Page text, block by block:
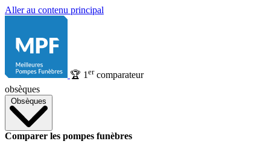
Aller au contenu principal
🏆 1 ercomparateur
obsèques
Obsèques
Comparer les pompes funèbres